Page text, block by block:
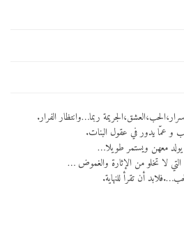
ربما…وانتظار الفرار.
و عمّا يدور في عقول البنات.
معهن ويستمر طويلا…
لا تخلو من الإثارة والغموض …
أن تقرأ للنهاية.